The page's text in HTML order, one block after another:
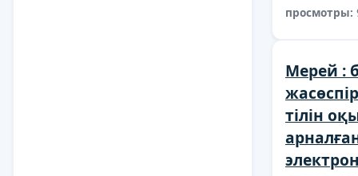
просмотры:
Мерей :
тілін